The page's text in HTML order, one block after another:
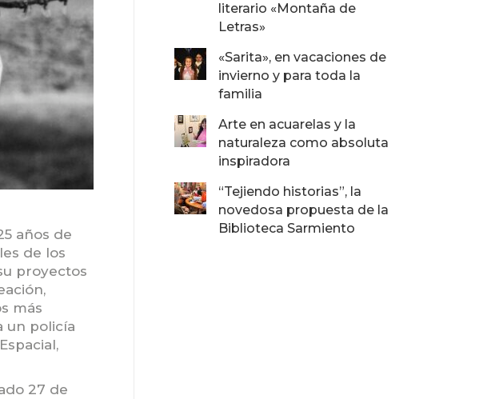
años de
de los
proyectos
más
un policía
27 de
literario «Montaña de
Letras»
«Sarita», en vacaciones de
invierno y para toda la
familia
Arte en acuarelas y la
naturaleza como absoluta
inspiradora
“Tejiendo historias”, la
novedosa propuesta de la
Biblioteca Sarmiento